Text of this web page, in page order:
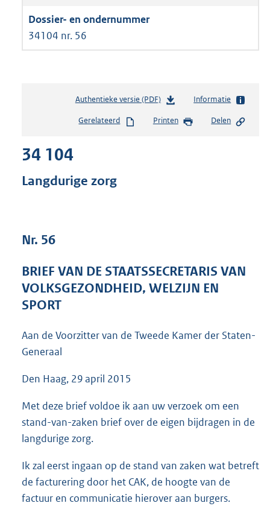
34104 nr. 56
Authentieke versie (PDF)b
s
e
:
K
Informatie
Gerelateerd Printen Delen
34 104
Langdurige zorg
Nr. 56
BRIEF VAN DE STAATSSECRETARIS VAN
VOLKSGEZONDHEID, WELZIJN EN
SPORT
Aan de Voorzitter van de Tweede Kamer der Staten-
Generaal
Den Haag, 29 april 2015
Met deze brief voldoe ik aan uw verzoek om een
stand-van-zaken brief over de eigen bijdragen in de
langdurige zorg.
Ik zal eerst ingaan op de stand van zaken wat betreft
de facturering door het CAK, de hoogte van de
factuur en communicatie hierover aan burgers.